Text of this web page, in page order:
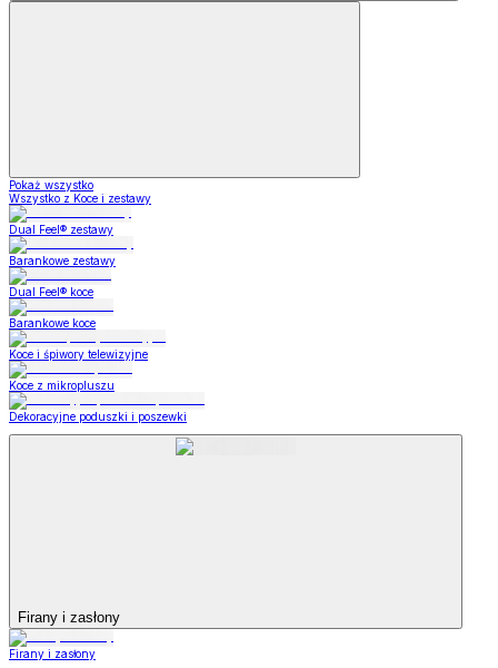
Pokaż wszystko
Wszystko z Koce i zestawy
Dual Feel® zestawy
Barankowe zestawy
Dual Feel® koce
Barankowe koce
Koce i śpiwory telewizyjne
Koce z mikropluszu
Dekoracyjne poduszki i poszewki
Firany i zasłony
Firany i zasłony